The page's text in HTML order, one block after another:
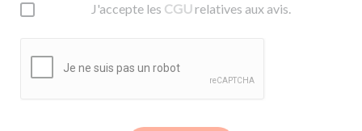
J'accepte les CGUrelatives aux avis.